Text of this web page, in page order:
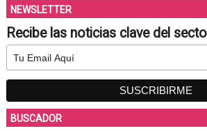
NEWSLETTER
Recibe las noticias clave del
BUSCADOR